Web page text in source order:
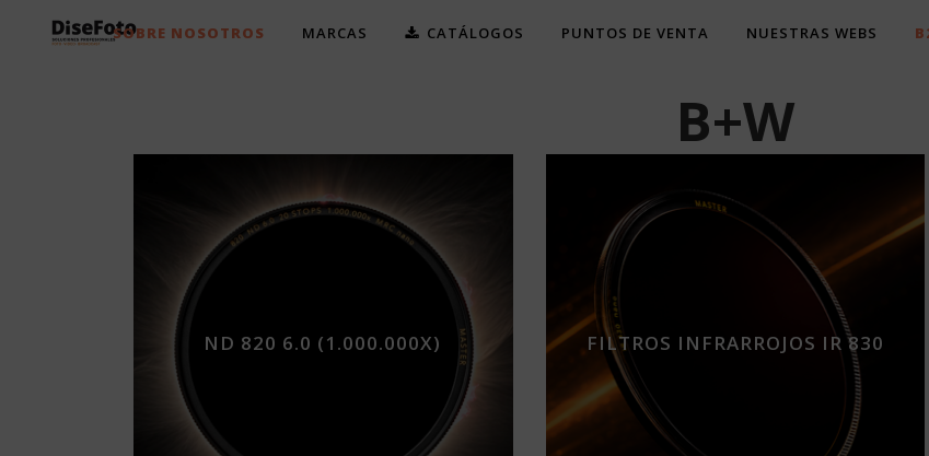
SOBRE NOSOTROS MARCAS CATÁLOGOS PUNTOS DE VENTA NUESTRAS WEBS
B+W
ND 820 6.0 (1.000.000X) FILTROS INFRARROJOS IR 830